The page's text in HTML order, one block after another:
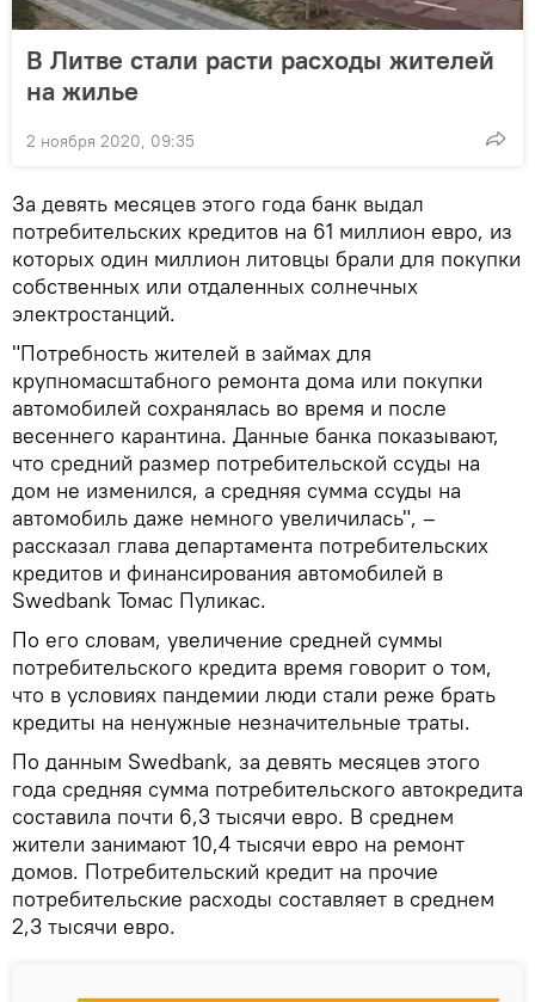
В Литве стали расти расходы жителей
на жилье
2 ноября 2020, 09:35
За девять месяцев этого года банк выдал
потребительских кредитов на 61 миллион евро, из
которых один миллион литовцы брали для покупки
собственных или отдаленных солнечных
электростанций.
"Потребность жителей в займах для
крупномасштабного ремонта дома или покупки
автомобилей сохранялась во время и после
весеннего карантина. Данные банка показывают,
что средний размер потребительской ссуды на
дом не изменился, а средняя сумма ссуды на
автомобиль даже немного увеличилась", –
рассказал глава департамента потребительских
кредитов и финансирования автомобилей в
Swedbank Томас Пуликас.
По его словам, увеличение средней суммы
потребительского кредита время говорит о том,
что в условиях пандемии люди стали реже брать
кредиты на ненужные незначительные траты.
По данным Swedbank, за девять месяцев этого
года средняя сумма потребительского автокредита
составила почти 6,3 тысячи евро. В среднем
жители занимают 10,4 тысячи евро на ремонт
домов. Потребительский кредит на прочие
потребительские расходы составляет в среднем
2,3 тысячи евро.